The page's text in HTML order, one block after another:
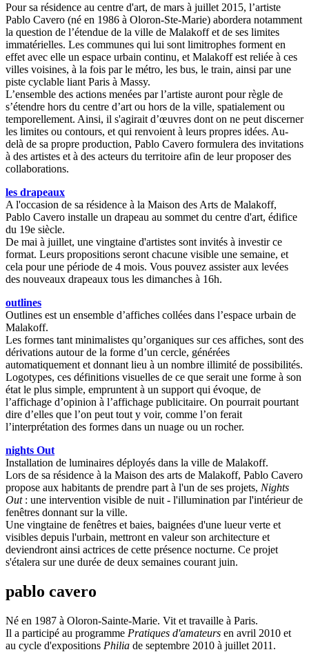
Pour sa résidence au centre d'art, de mars à juillet 2015, l’artiste
Pablo Cavero (né en 1986 à Oloron-Ste-Marie) abordera notamment
la question de l’étendue de la ville de Malakoff et de ses limites
immatérielles. Les communes qui lui sont limitrophes forment en
effet avec elle un espace urbain continu, et Malakoff est reliée à ces
villes voisines, à la fois par le métro, les bus, le train, ainsi par une
piste cyclable liant Paris à Massy.
L’ensemble des actions menées par l’artiste auront pour règle de
s’étendre hors du centre d’art ou hors de la ville, spatialement ou
temporellement. Ainsi, il s'agirait d’œuvres dont on ne peut discerner
les limites ou contours, et qui renvoient à leurs propres idées. Au-
delà de sa propre production, Pablo Cavero formulera des invitations
à des artistes et à des acteurs du territoire afin de leur proposer des
collaborations.
les drapeaux
A l'occasion de sa résidence à la Maison des Arts de Malakoff,
Pablo Cavero installe un drapeau au sommet du centre d'art, édifice
du 19e siècle.
De mai à juillet, une vingtaine d'artistes sont invités à investir ce
format. Leurs propositions seront chacune visible une semaine, et
cela pour une période de 4 mois. Vous pouvez assister aux levées
des nouveaux drapeaux tous les dimanches à 16h.
outlines
Outlines est un ensemble d’affiches collées dans l’espace urbain de
Malakoff.
Les formes tant minimalistes qu’organiques sur ces affiches, sont des
dérivations autour de la forme d’un cercle, générées
automatiquement et donnant lieu à un nombre illimité de possibilités.
Logotypes, ces définitions visuelles de ce que serait une forme à son
état le plus simple, empruntent à un support qui évoque, de
l’affichage d’opinion à l’affichage publicitaire. On pourrait pourtant
dire d’elles que l’on peut tout y voir, comme l’on ferait
l’interprétation des formes dans un nuage ou un rocher.
nights Out
Installation de luminaires déployés dans la ville de Malakoff.
Lors de sa résidence à la Maison des arts de Malakoff, Pablo Cavero
propose aux habitants de prendre part à l'un de ses projets, Nights
Out: une intervention visible de nuit - l'illumination par l'intérieur de
fenêtres donnant sur la ville.
Une vingtaine de fenêtres et baies, baignées d'une lueur verte et
visibles depuis l'urbain, mettront en valeur son architecture et
deviendront ainsi actrices de cette présence nocturne. Ce projet
s'étalera sur une durée de deux semaines courant juin.
pablo cavero
Né en 1987 à Oloron-Sainte-Marie. Vit et travaille à Paris.
Il a participé au programme Pratiques d'amateurs en avril 2010 et
au cycle d'expositions Philia de septembre 2010 à juillet 2011.